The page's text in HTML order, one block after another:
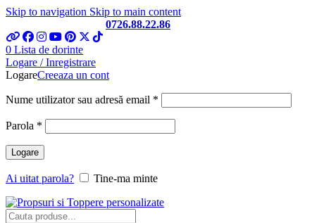
Skip to navigation Skip to main content
0726.88.22.86
0 Lista de dorinte
Logare / Inregistrare
LogareCreeaza un cont
Nume utilizator sau adresă email *
Parola *
Logare
Ai uitat parola? Tine-ma minte